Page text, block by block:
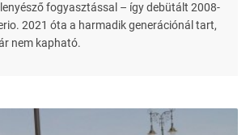
fogyasztással – így debütált 2008-
2021 óta a harmadik generációnál tart,
nem kapható.